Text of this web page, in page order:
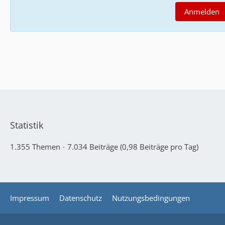
Anmelden
Statistik
1.355 Themen 7.034 Beiträge (0,98 Beiträge pro Tag)
Impressum Datenschutz Nutzungsbedingungen